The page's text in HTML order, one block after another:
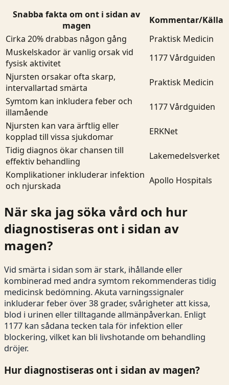
Snabba fakta om ont i sidan av
magen
Kommentar/Källa
Cirka 20% drabbas någon gång
Praktisk Medicin
Muskelskador är vanlig orsak vid
fysisk aktivitet
1177 Vårdguiden
Njursten orsakar ofta skarp,
intervallartad smärta
Praktisk Medicin
Symtom kan inkludera feber och
illamående
1177 Vårdguiden
Njursten kan vara ärftlig eller
kopplad till vissa sjukdomar
ERKNet
Tidig diagnos ökar chansen till
effektiv behandling
Lakemedelsverket
Komplikationer inkluderar infektion
och njurskada
Apollo Hospitals
När ska jag söka vård och hur
diagnostiseras ont i sidan av
magen?
Vid smärta i sidan som är stark, ihållande eller
kombinerad med andra symtom rekommenderas tidig
medicinsk bedömning. Akuta varningssignaler
inkluderar feber över 38 grader, svårigheter att kissa,
blod i urinen eller tilltagande allmänpåverkan. Enligt
1177 kan sådana tecken tala för infektion eller
blockering, vilket kan bli livshotande om behandling
dröjer.
Hur diagnostiseras ont i sidan av magen?